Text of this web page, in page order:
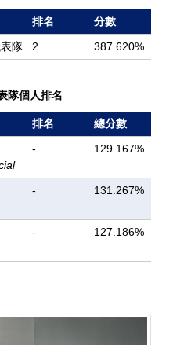
排名
分數
隊
2 387.620%
隊個人排名
排名
總分數
- 129.167%
- 131.267%
- 127.186%